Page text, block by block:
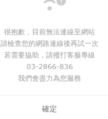
很抱歉，目前無法連線至網站
請檢查您的網路連線後再試一次
若需要協助，請撥打客服專線
03-2866-836
我們會盡力為您服務
確定